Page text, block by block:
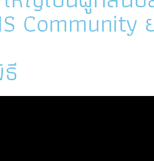
Community